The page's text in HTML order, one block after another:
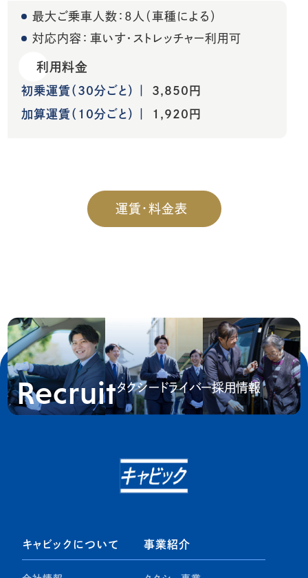
最大ご乗車人数：8人（車種による）
対応内容： 車いす・ストレッチャー利用可
利用料金
初乗運賃（30分ごと）
3,850円
加算運賃（10分ごと）
1,920円
運賃・料金表
Recruitタクシードライバー採用情報
キャビックについて 事業紹介